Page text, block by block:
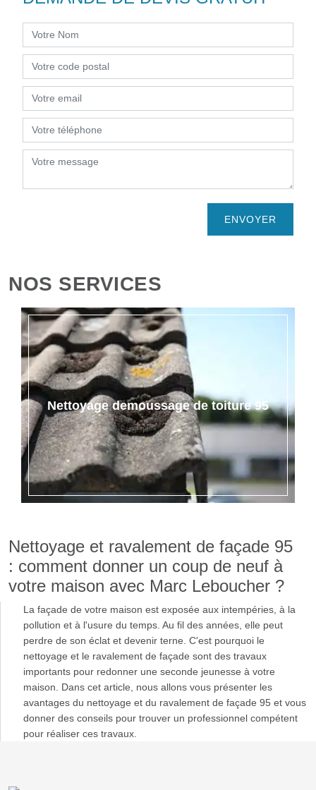
NOS SERVICES
Nettoyage demoussage de toiture 95
Nettoyage et ravalement de façade 95
: comment donner un coup de neuf à
votre maison avec Marc Leboucher ?
La façade de votre maison est exposée aux intempéries, à la
pollution et à l'usure du temps. Au fil des années, elle peut
perdre de son éclat et devenir terne. C'est pourquoi le
nettoyage et le ravalement de façade sont des travaux
importants pour redonner une seconde jeunesse à votre
maison. Dans cet article, nous allons vous présenter les
avantages du nettoyage et du ravalement de façade 95 et vous
donner des conseils pour trouver un professionnel compétent
pour réaliser ces travaux.